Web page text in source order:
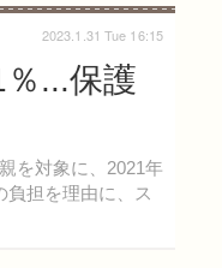
...保護
を対象に、2021年
担を理由に、ス
2023.1.31 Tue 16:15